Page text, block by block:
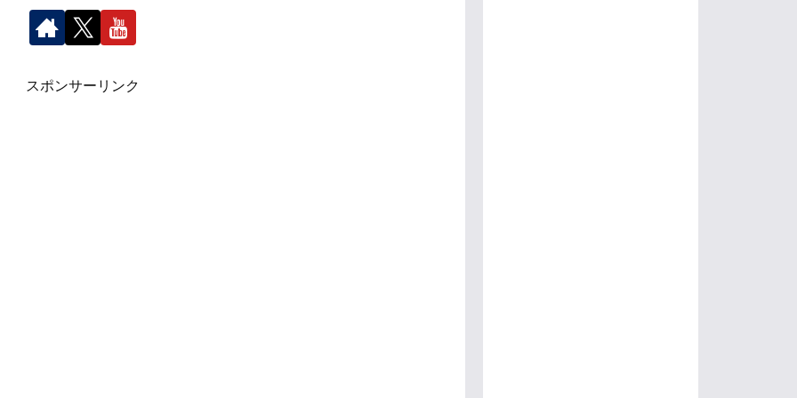
スポンサーリンク